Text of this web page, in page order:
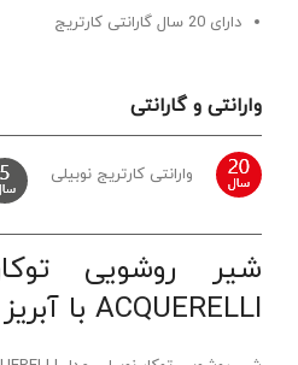
دارای 20 سال گارانتی کارتریج
وارانتی و گارانتی
وارانتی کارتریج نوبیلی
شیر روشویی
ACQUERELLI با آبریز خم